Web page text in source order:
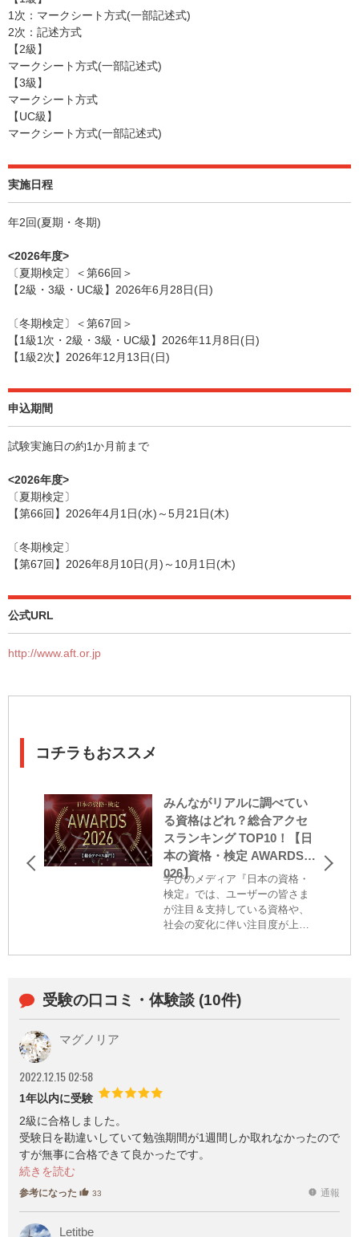
1次：マークシート方式(一部記述式)
2次：記述方式
【2級】
マークシート方式(一部記述式)
【3級】
マークシート方式
【UC級】
マークシート方式(一部記述式)
実施日程
年2回(夏期・冬期)
<2026年度>
〔夏期検定〕＜第66回＞
【2級・3級・UC級】2026年6月28日(日)
〔冬期検定〕＜第67回＞
【1級1次・2級・3級・UC級】2026年11月8日(日)
【1級2次】2026年12月13日(日)
申込期間
試験実施日の約1か月前まで
<2026年度>
〔夏期検定〕
【第66回】2026年4月1日(水)～5月21日(木)
〔冬期検定〕
【第67回】2026年8月10日(月)～10月1日(木)
公式URL
http://www.aft.or.jp
コチラもおススメ
みんながリアルに調べてい
る資格はどれ？総合アクセ
スランキング TOP10！【日
本の資格・検定 AWARDS 2
026】
学びのメディア『日本の資格・
検定』では、ユーザーの皆さま
が注目＆支持している資格や、
社会の変化に伴い注目度が上が
と共に、資格・検定に込められ
ることを目的に、毎年アワード
ング形式でご紹介。
受験の口コミ・体験談 (10件)
マグノリア
2022.12.15 02:58
1年以内に受験
2級に合格しました。
受験日を勘違いしていて勉強期間が1週間しか取れなかったので
すが無事に合格できて良かったです。
次は1級かUCを受けてみようかと考えています。
参考になった thumb_up 33 report 通報
Letitbe